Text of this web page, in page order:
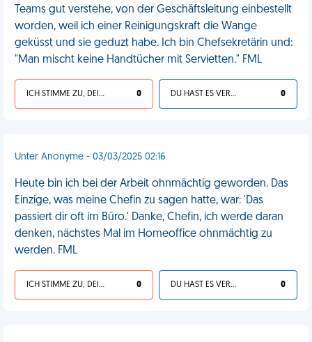
Teams gut verstehe, von der Geschäftsleitung einbestellt
worden, weil ich einer Reinigungskraft die Wange
geküsst und sie geduzt habe. Ich bin Chefsekretärin und:
"Man mischt keine Handtücher mit Servietten." FML
ICH STIMME ZU, DEIN LEBEN IST SCHEISSE 0 DU HAST ES VERDIENT 0
Unter Anonyme - 03/03/2025 02:16
Heute bin ich bei der Arbeit ohnmächtig geworden. Das
Einzige, was meine Chefin zu sagen hatte, war: 'Das
passiert dir oft im Büro.' Danke, Chefin, ich werde daran
denken, nächstes Mal im Homeoffice ohnmächtig zu
werden. FML
ICH STIMME ZU, DEIN LEBEN IST SCHEISSE 0 DU HAST ES VERDIENT 0